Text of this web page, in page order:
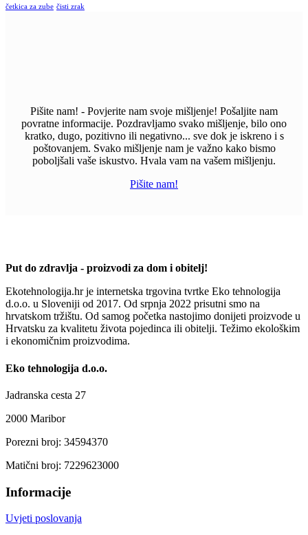
četkica za zube čisti zrak
Pišite nam! - Povjerite nam svoje mišljenje! Pošaljite nam
povratne informacije. Pozdravljamo svako mišljenje, bilo ono
kratko, dugo, pozitivno ili negativno... sve dok je iskreno i s
poštovanjem. Svako mišljenje nam je važno kako bismo
poboljšali vaše iskustvo. Hvala vam na vašem mišljenju.
Pišite nam!
Put do zdravlja - proizvodi za dom i obitelj!
Ekotehnologija.hr je internetska trgovina tvrtke Eko tehnologija
d.o.o. u Sloveniji od 2017. Od srpnja 2022 prisutni smo na
hrvatskom tržištu. Od samog početka nastojimo donijeti proizvode u
Hrvatsku za kvalitetu života pojedinca ili obitelji. Težimo ekološkim
i ekonomičnim proizvodima.
Eko tehnologija d.o.o.
Jadranska cesta 27
2000 Maribor
Porezni broj: 34594370
Matični broj: 7229623000
Informacije
Uvjeti poslovanja